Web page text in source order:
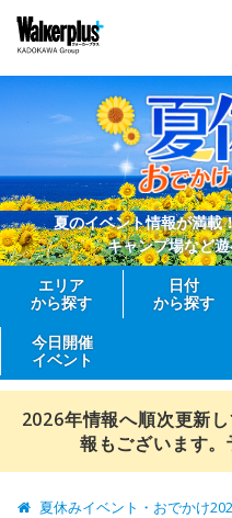
夏のイベント情報が満載
キャンプ場など
エリア
から探す
日付
から探す
今日開催
イベント
2026年情報へ順次更新
報もございます。
夏休みイベント・おでかけ